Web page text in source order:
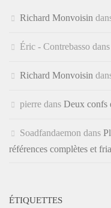
Richard Monvoisin
Éric - Contrebasso dans
Richard Monvoisin
pierre dans Deux confs
Soadfandaemon dans
références complètes et
ÉTIQUETTES